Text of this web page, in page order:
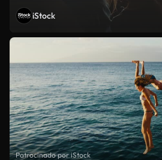
iStock
Patrocinado por iStock